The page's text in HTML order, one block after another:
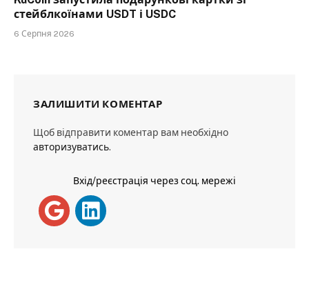
стейблкоїнами USDT і USDC
6 Серпня 2026
ЗАЛИШИТИ КОМЕНТАР
Щоб відправити коментар вам необхідно
авторизуватись.
Вхід/реєстрація через соц. мережі